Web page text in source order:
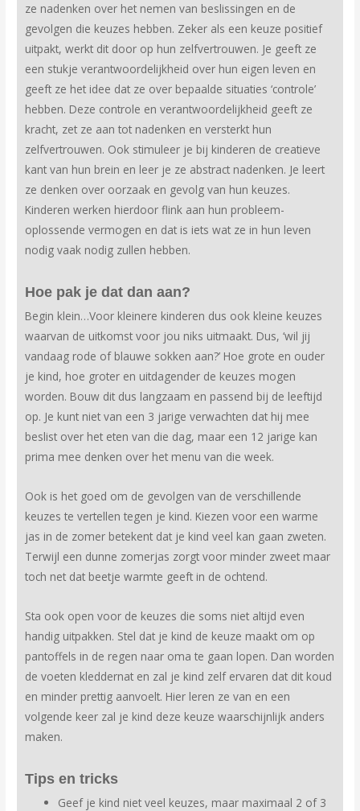
ze nadenken over het nemen van beslissingen en de
gevolgen die keuzes hebben. Zeker als een keuze positief
uitpakt, werkt dit door op hun zelfvertrouwen. Je geeft ze
een stukje verantwoordelijkheid over hun eigen leven en
geeft ze het idee dat ze over bepaalde situaties ‘controle’
hebben. Deze controle en verantwoordelijkheid geeft ze
kracht, zet ze aan tot nadenken en versterkt hun
zelfvertrouwen. Ook stimuleer je bij kinderen de creatieve
kant van hun brein en leer je ze abstract nadenken. Je leert
ze denken over oorzaak en gevolg van hun keuzes.
Kinderen werken hierdoor flink aan hun probleem-
oplossende vermogen en dat is iets wat ze in hun leven
nodig vaak nodig zullen hebben.
Hoe pak je dat dan aan?
Begin klein…Voor kleinere kinderen dus ook kleine keuzes
waarvan de uitkomst voor jou niks uitmaakt. Dus, ‘wil jij
vandaag rode of blauwe sokken aan?’ Hoe grote en ouder
je kind, hoe groter en uitdagender de keuzes mogen
worden. Bouw dit dus langzaam en passend bij de leeftijd
op. Je kunt niet van een 3 jarige verwachten dat hij mee
beslist over het eten van die dag, maar een 12 jarige kan
prima mee denken over het menu van die week.
Ook is het goed om de gevolgen van de verschillende
keuzes te vertellen tegen je kind. Kiezen voor een warme
jas in de zomer betekent dat je kind veel kan gaan zweten.
Terwijl een dunne zomerjas zorgt voor minder zweet maar
toch net dat beetje warmte geeft in de ochtend.
Sta ook open voor de keuzes die soms niet altijd even
handig uitpakken. Stel dat je kind de keuze maakt om op
pantoffels in de regen naar oma te gaan lopen. Dan worden
de voeten kleddernat en zal je kind zelf ervaren dat dit koud
en minder prettig aanvoelt. Hier leren ze van en een
volgende keer zal je kind deze keuze waarschijnlijk anders
maken.
Tips en tricks
Geef je kind niet veel keuzes, maar maximaal 2 of 3